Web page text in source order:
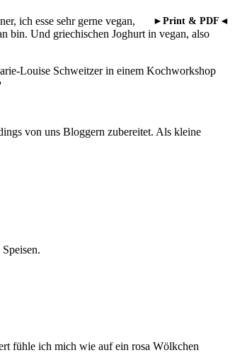
►Print & PDF◄
ich esse sehr gerne vegan,
bin. Und griechischen Joghurt in vegan, also
Louise Schweitzer in einem Kochworkshop
von uns Bloggern zubereitet. Als kleine
fühle ich mich wie auf ein rosa Wölkchen